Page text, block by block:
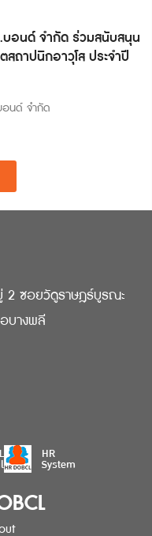
บอนด์ จำกัด ร่วมสนับสนุน
สถาปนิกอาวุโส ประจำปี
นด์ จำกัด
ซอยวัดูราษฎร์บูรณะ
บางพลี